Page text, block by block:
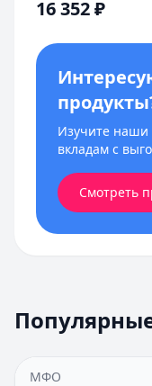
16 352₽
Изучите наши
вкладам с
Смотреть
МФО